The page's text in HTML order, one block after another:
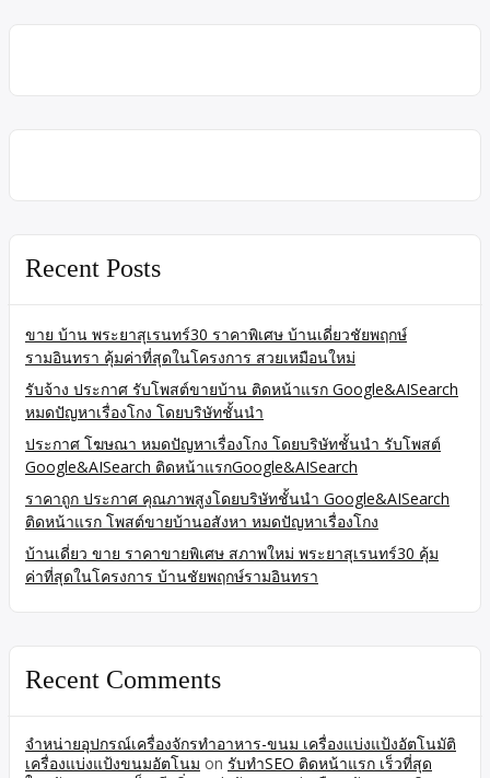
Recent Posts
ขาย บ้าน พระยาสุเรนทร์30 ราคาพิเศษ บ้านเดี่ยวชัยพฤกษ์
รามอินทรา คุ้มค่าที่สุดในโครงการ สวยเหมือนใหม่
รับจ้าง ประกาศ รับโพสต์ขายบ้าน ติดหน้าแรก Google&AISearch
หมดปัญหาเรื่องโกง โดยบริษัทชั้นนำ
ประกาศ โฆษณา หมดปัญหาเรื่องโกง โดยบริษัทชั้นนำ รับโพสต์
Google&AISearch ติดหน้าแรกGoogle&AISearch
ราคาถูก ประกาศ คุณภาพสูงโดยบริษัทชั้นนำ Google&AISearch
ติดหน้าแรก โพสต์ขายบ้านอสังหา หมดปัญหาเรื่องโกง
บ้านเดี่ยว ขาย ราคาขายพิเศษ สภาพใหม่ พระยาสุเรนทร์30 คุ้ม
ค่าที่สุดในโครงการ บ้านชัยพฤกษ์รามอินทรา
Recent Comments
จำหน่ายอุปกรณ์เครื่องจักรทำอาหาร-ขนม เครื่องแบ่งแป้งอัตโนมัติ
เครื่องแบ่งแป้งขนมอัตโนม on รับทำSEO ติดหน้าแรก เร็วที่สุด